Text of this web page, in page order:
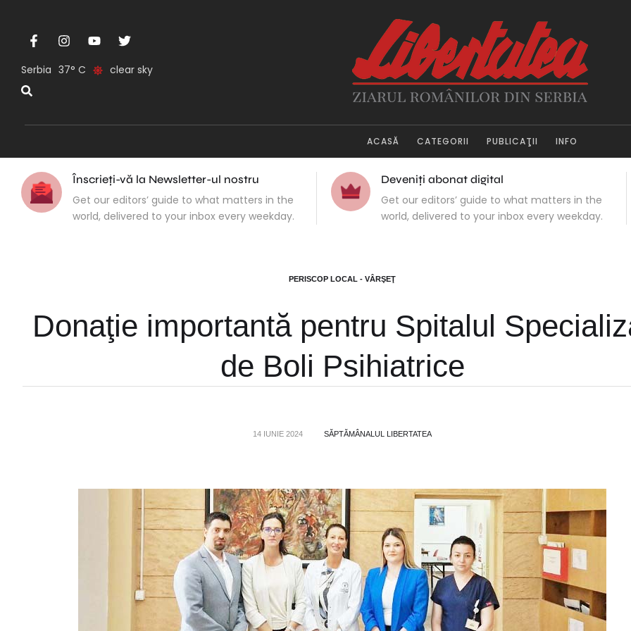
Serbia 37 clear sky
ACASĂ CATEGORII PUBLICAŢII INFO
Înscrieți-vă la Newsletter-ul nostru
Get our editors’ guide to what matters in the
world, delivered to your inbox every weekday.
Deveniți abonat digital
Get our editors’ guide to what matters in the
world, delivered to your inbox every weekday.
PERISCOP LOCAL - VÂRŞEŢ
Donaţie importantă pentru Spitalul
de Boli Psihiatrice
14 IUNIE 2024 SĂPTĂMÂNALUL LIBERTATEA